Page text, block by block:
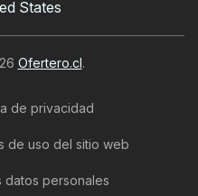
States
Ofertero.cl.
de privacidad
de uso del sitio web
datos personales